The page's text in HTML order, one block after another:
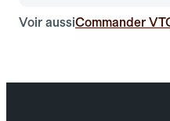
Voir aussiCommander